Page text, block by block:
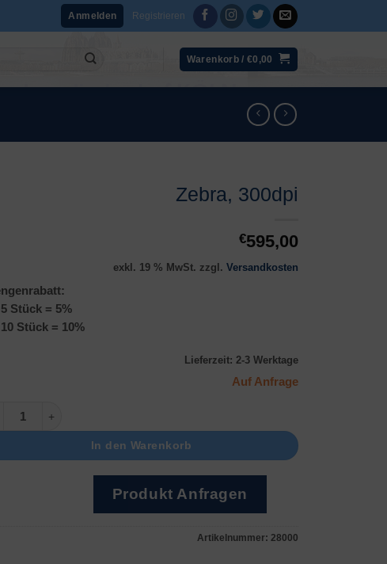
Anmelden Registrieren
Warenkorb /€0,00
Zebra, 300dpi
€595,00
exkl. 19 % MwSt. zzgl. Versandkosten
Stück = 5%
Stück = 10%
Lieferzeit: 2-3 Werktage
Auf Anfrage
300dpi Menge
In den Warenkorb
Produkt Anfragen
Artikelnummer: 28000